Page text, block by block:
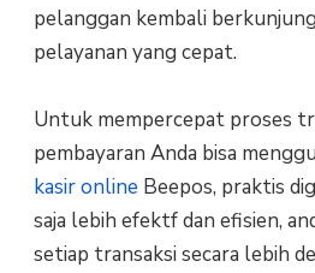
pelanggan kembali
pelayanan yang cepat.
Untuk mempercepat proses
pembayaran Anda bisa
kasir online Beepos, praktis
saja lebih efektf dan efisien,
setiap transaksi secara lebih